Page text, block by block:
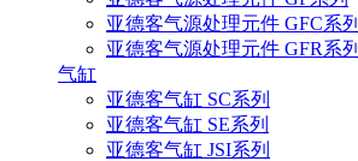
亚德客气源处理元件 GFC系列
亚德客气源处理元件 GFR系列
气缸
亚德客气缸 SC系列
亚德客气缸 SE系列
亚德客气缸 JSI系列